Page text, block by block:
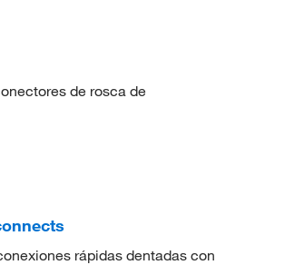
de rosca de
rápidas dentadas con